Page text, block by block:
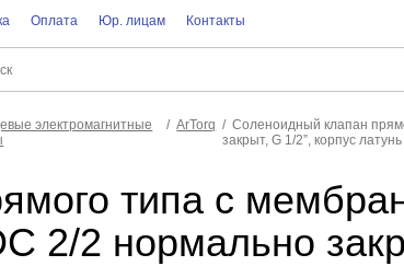
Оплата Юр. лицам Контакты
электромагнитные
ArTorq
Соленоидный клапан
закрыт, G 1/2”, корпус латунь
типа с
2/2 нормально